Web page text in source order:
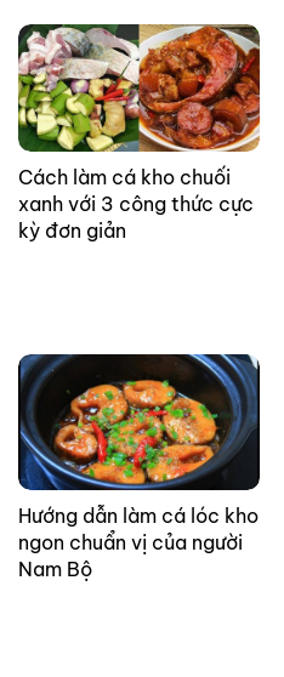
Cách làm cá kho chuối
xanh với 3 công thức cực
kỳ đơn giản
Hướng dẫn làm cá lóc kho
ngon chuẩn vị của người
Nam Bộ